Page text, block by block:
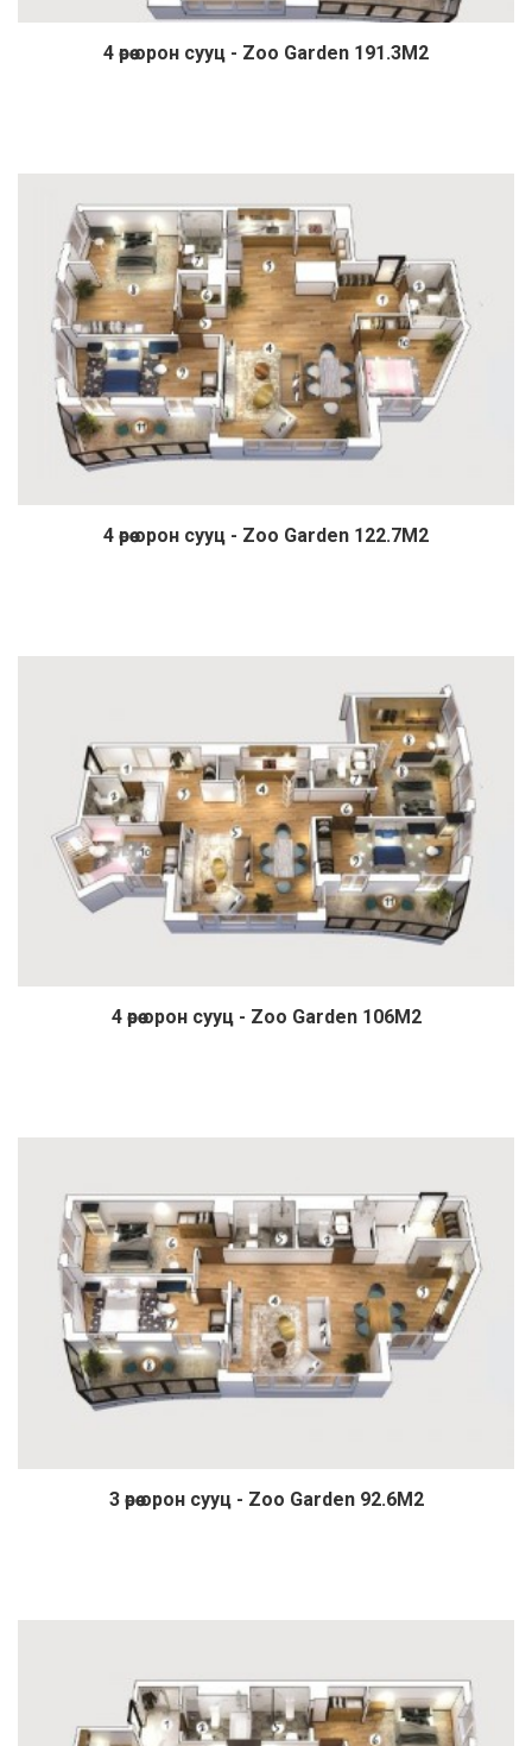
Дэлгэрэнгүй
4 өрөө орон сууц - Zoo Garden 191.3М2
Дэлгэрэнгүй
4 өрөө орон сууц - Zoo Garden 122.7М2
Дэлгэрэнгүй
4 өрөө орон сууц - Zoo Garden 106М2
Дэлгэрэнгүй
3 өрөө орон сууц - Zoo Garden 92.6М2